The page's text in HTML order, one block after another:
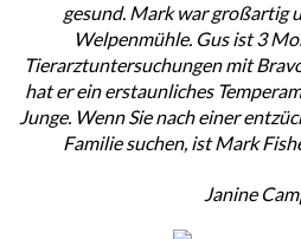
gesund. Mark war großartig
Welpenmühle. Gus ist 3
Tierarztuntersuchungen mit
hat er ein erstaunliches
Junge. Wenn Sie nach einer
Familie suchen, ist Mark
Janine